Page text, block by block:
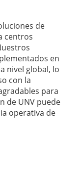
de
centros
en
nivel global, lo
con la
para
de UNV puede
operativa de